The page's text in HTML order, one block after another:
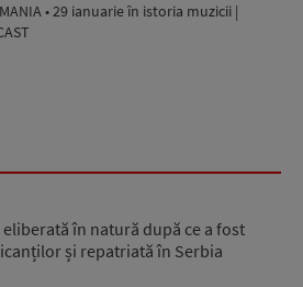
• 29 ianuarie în istoria muzicii |
în natură după ce a fost
și repatriată în Serbia